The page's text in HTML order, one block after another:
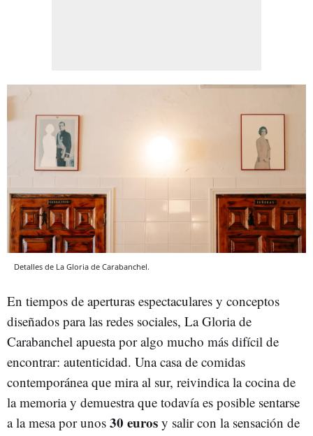
Detalles de La Gloria de Carabanchel.
En tiempos de aperturas espectaculares y conceptos
diseñados para las redes sociales, La Gloria de
Carabanchel apuesta por algo mucho más difícil de
encontrar: autenticidad. Una casa de comidas
contemporánea que mira al sur, reivindica la cocina de
la memoria y demuestra que todavía es posible sentarse
a la mesa por unos 30 euros y salir con la sensación de